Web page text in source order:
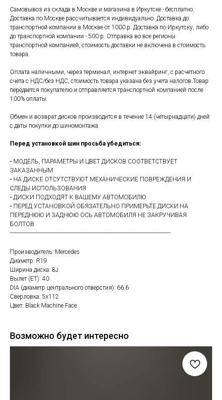
Самовывоз из склада в Москве и магазина в Иркутске - бесплатно.
Доставка по Москве рассчитывается индивидуально. Доставка до
транспортной компании в Москве от 1000 р. Доставка по Иркутску, либо
до транспортной компании - 500 р. Отправка во все регионы
транспортной компанией, стоимость доставки не включена в стоимость
товара.
Оплата наличными, через терминал, интернет эквайринг, с расчетного
счета с НДС/без НДС, стоимость товара указана без учета налогов.Товар
передается покупателю и отправляется транспортной компанией после
100% оплаты.
Обмен и возврат дисков производится в течение 14 (четырнадцати) дней
с даты покупки до шиномонтажа.
Перед установкой шин просьба убедиться:
• МОДЕЛЬ, ПАРАМЕТРЫ И ЦВЕТ ДИСКОВ СООТВЕТСТВУЕТ
ЗАКАЗАННЫМ
• НА ДИСКЕ ОТСУТСТВУЮТ МЕХАНИЧЕСКИЕ ПОВРЕЖДЕНИЯ И
СЛЕДЫ ИСПОЛЬЗОВАНИЯ
• ДИСКИ ПОДХОДЯТ К ВАШЕМУ АВТОМОБИЛЮ
• ПЕРЕД УСТАНОВКОЙ ОБЯЗАТЕЛЬНО ПРИМЕРЬТЕ ДИСКИ НА
ПЕРЕДНЮЮ И ЗАДНЮЮ ОСЬ АВТОМОБИЛЯ НЕ ЗАКРУЧИВАЯ
БОЛТОВ
------------------------------------------------------------------------------------------------------------
Производитель: Mercedes
Диаметр: R19
Ширина диска: 8J
Вылет (ET): 40
DIA (диаметр центрального отверстия): 66.6
Сверловка: 5х112
Цвет: Black Machine Face
Возможно будет интересно